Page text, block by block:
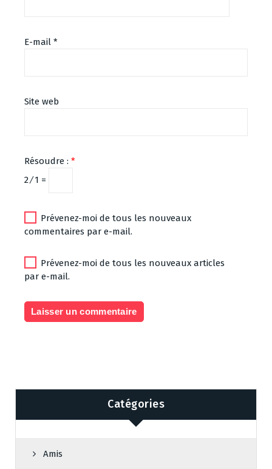
E-mail *
Site web
Résoudre : *
2 ⁄ 1 =
Prévenez-moi de tous les nouveaux
commentaires par e-mail.
Prévenez-moi de tous les nouveaux articles
par e-mail.
Catégories
Amis